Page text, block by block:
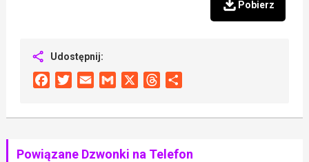
Pobierz
Udostępnij:
FacebookTwitterEmail Gmail Threads
Powiązane Dzwonki na Telefon